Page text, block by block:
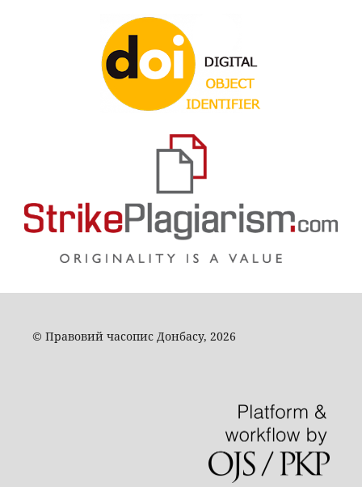
© Правовий часопис Донбасу, 2026